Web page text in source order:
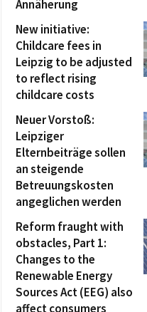
Annäherung
New initiative:
Childcare fees in
Leipzig to be adjusted
to reflect rising
childcare costs
Neuer Vorstoß:
Leipziger
Elternbeiträge sollen
an steigende
Betreuungskosten
angeglichen werden
Reform fraught with
obstacles, Part 1:
Changes to the
Renewable Energy
Sources Act (EEG) also
affect consumers